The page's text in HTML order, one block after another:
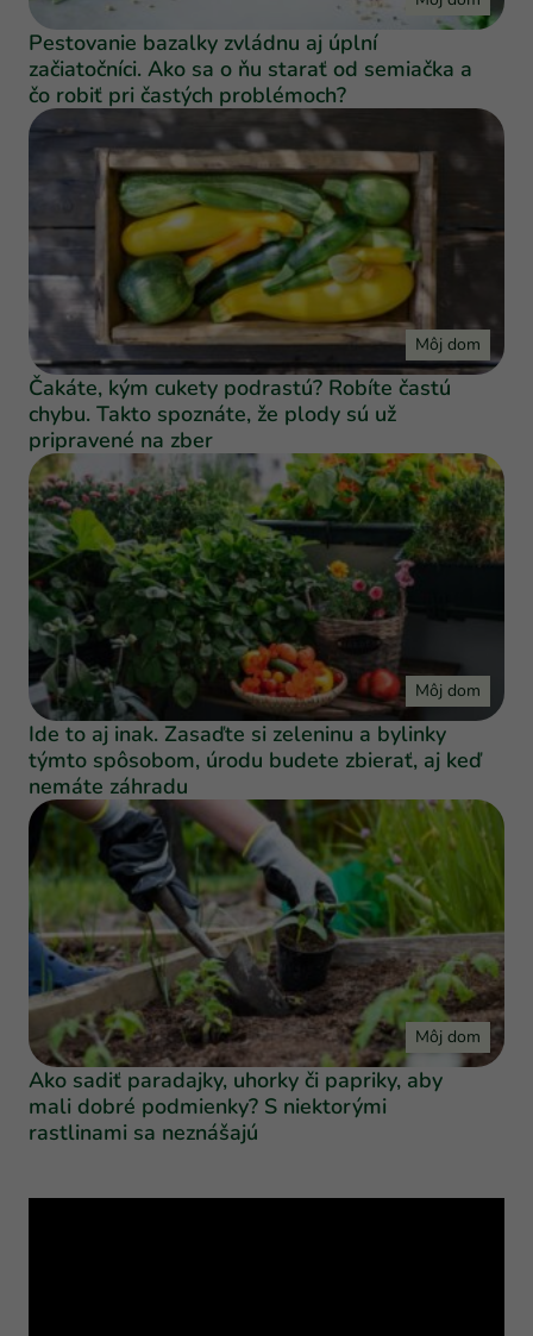
Pestovanie bazalky zvládnu aj úplní
začiatočníci. Ako sa o ňu starať od semiačka a
čo robiť pri častých problémoch?
Môj dom
Čakáte, kým cukety podrastú? Robíte častú
chybu. Takto spoznáte, že plody sú už
pripravené na zber
Môj dom
Ide to aj inak. Zasaďte si zeleninu a bylinky
týmto spôsobom, úrodu budete zbierať, aj keď
nemáte záhradu
Môj dom
Ako sadiť paradajky, uhorky či papriky, aby
mali dobré podmienky? S niektorými
rastlinami sa neznášajú